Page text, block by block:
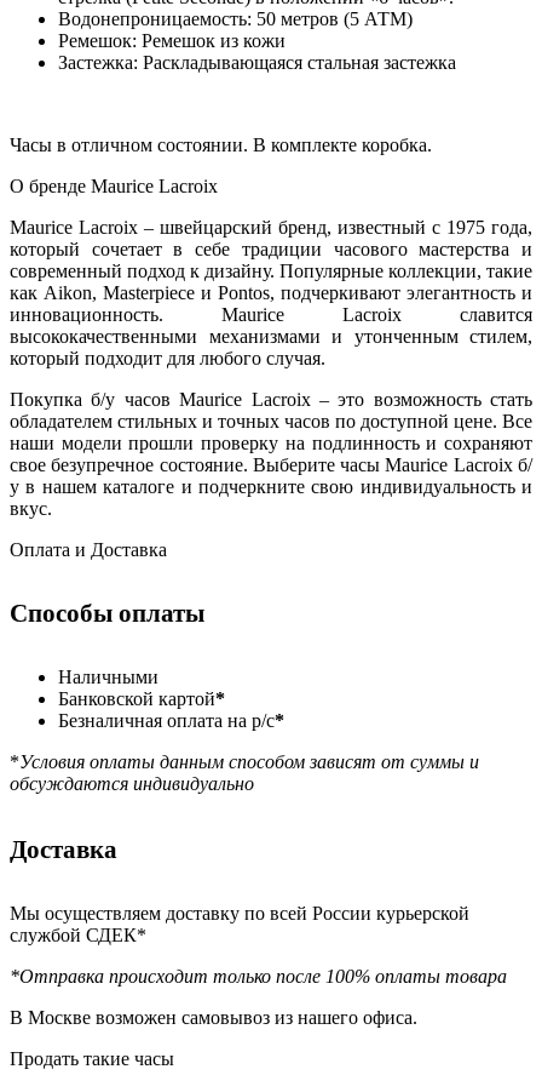
Водонепроницаемость: 50 метров (5 АТМ)
Ремешок: Ремешок из кожи
Застежка: Раскладывающаяся стальная застежка
Часы в отличном состоянии. В комплекте коробка.
О бренде Maurice Lacroix
Maurice Lacroix – швейцарский бренд, известный с 1975 года,
который сочетает в себе традиции часового мастерства и
современный подход к дизайну. Популярные коллекции, такие
как Aikon, Masterpiece и Pontos, подчеркивают элегантность и
инновационность. Maurice Lacroix славится
высококачественными механизмами и утонченным стилем,
который подходит для любого случая.
Покупка б/у часов Maurice Lacroix – это возможность стать
обладателем стильных и точных часов по доступной цене. Все
наши модели прошли проверку на подлинность и сохраняют
свое безупречное состояние. Выберите часы Maurice Lacroix б/
у в нашем каталоге и подчеркните свою индивидуальность и
вкус.
Оплата и Доставка
Способы оплаты
Наличными
Банковской картой*
Безналичная оплата на р/с*
*Условия оплаты данным способом зависят от суммы и
обсуждаются индивидуально
Доставка
Мы осуществляем доставку по всей России курьерской
службой СДЕК*
*Отправка происходит только после 100% оплаты товара
В Москве возможен самовывоз из нашего офиса.
Продать такие часы